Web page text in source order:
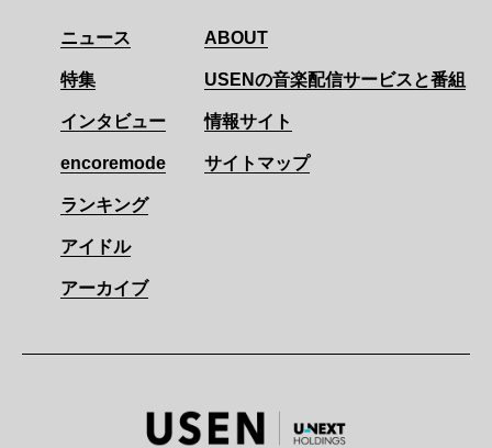
ニュース
特集
インタビュー
encoremode
ランキング
アイドル
アーカイブ
ABOUT
USENの音楽配信サービスと番組
情報サイト
サイトマップ